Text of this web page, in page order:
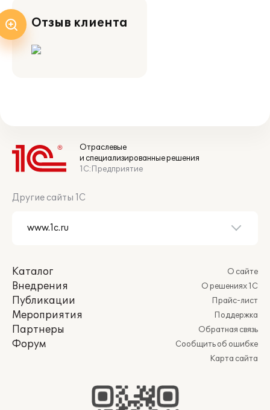
Отзыв клиента
Отраслевые
и специализированные решения
1С:Предприятие
Другие сайты 1С
Каталог
Внедрения
Публикации
Мероприятия
Партнеры
Форум
О сайте
О решениях 1С
Прайс-лист
Поддержка
Обратная связь
Сообщить об ошибке
Карта сайта